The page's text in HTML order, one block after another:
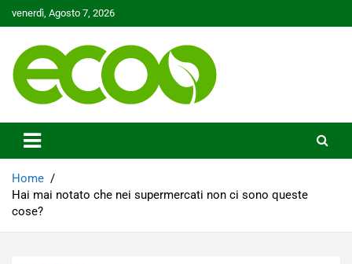
to
venerdì, Agosto 7, 2026
Ecoo.it
Home
Hai mai notato che nei supermercati non ci sono queste
cose?